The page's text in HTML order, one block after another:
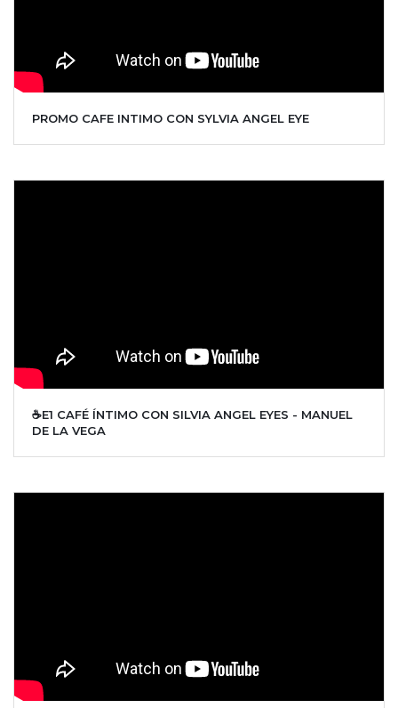
PROMO CAFE INTIMO CON SYLVIA ANGEL EYE
☕E1 CAFÉ ÍNTIMO CON SILVIA ANGEL EYES - MANUEL
DE LA VEGA